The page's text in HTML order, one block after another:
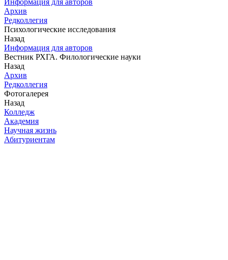
Информация для авторов
Архив
Редколлегия
Психологические исследования
Назад
Информация для авторов
Вестник РХГА. Филологические науки
Назад
Архив
Редколлегия
Фотогалерея
Назад
Колледж
Академия
Научная жизнь
Абитуриентам